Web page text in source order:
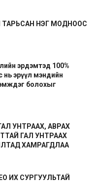
НЭГ МОДНООС
эрдэмтэд 100%
нь эрүүл мэндийн
болохыг
УНТРААХ, АВРАХ
ГАЛ УНТРААХ
ХАМРАГДЛАА
ИХ СУРГУУЛЬТАЙ